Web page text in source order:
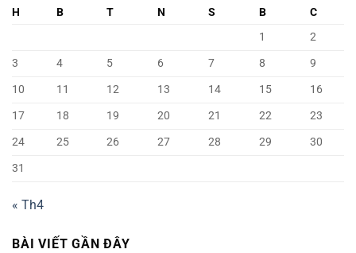
H B T N S B
C
1
2
3
4 5 6 7 8
9
10
11 12 13 14 15
16
17
18 19 20 21 22
23
24
25 26 27 28 29
30
31
« Th4
BÀI VIẾT GẦN ĐÂY